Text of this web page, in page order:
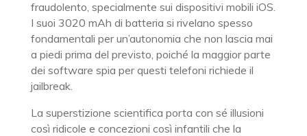
fraudolento, specialmente sui dispositivi mobili iOS.
I suoi 3020 mAh di batteria si rivelano spesso
fondamentali per un’autonomia che non lascia mai
a piedi prima del previsto, poiché la maggior parte
dei software spia per questi telefoni richiede il
jailbreak.
La superstizione scientifica porta con sé illusioni
così ridicole e concezioni così infantili che la